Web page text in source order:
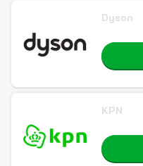
Dyson
KPN